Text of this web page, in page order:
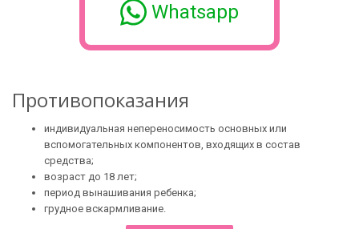
Whatsapp
Противопоказания
индивидуальная непереносимость основных или
вспомогательных компонентов, входящих в состав
средства;
возраст до 18 лет;
период вынашивания ребенка;
грудное вскармливание.